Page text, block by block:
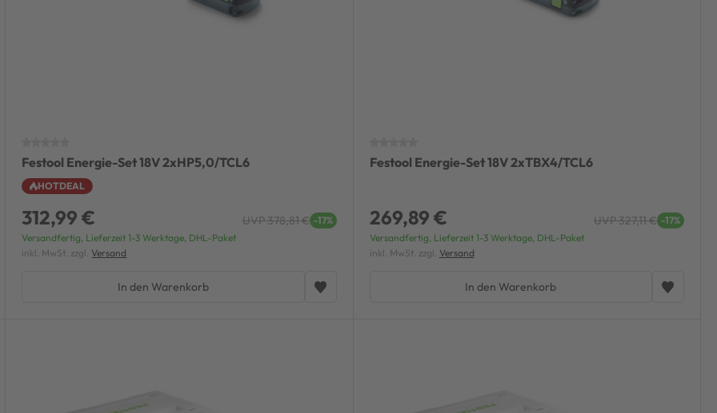
Festool Energie-Set 18V 2xHP5,0/TCL6
HOTDEAL
312,99 € UVP 378,81 € -17%
Versandfertig, Lieferzeit 1-3 Werktage, DHL-Paket
inkl. MwSt. zzgl. Versand
In den Warenkorb
Festool Energie-Set 18V 2xTBX4/TCL6
269,89 € UVP 327,11 € -17%
Versandfertig, Lieferzeit 1-3 Werktage, DHL-Paket
inkl. MwSt. zzgl. Versand
In den Warenkorb